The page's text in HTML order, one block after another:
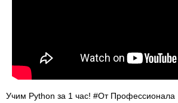
Учим Python за 1 час! #От Профессионала